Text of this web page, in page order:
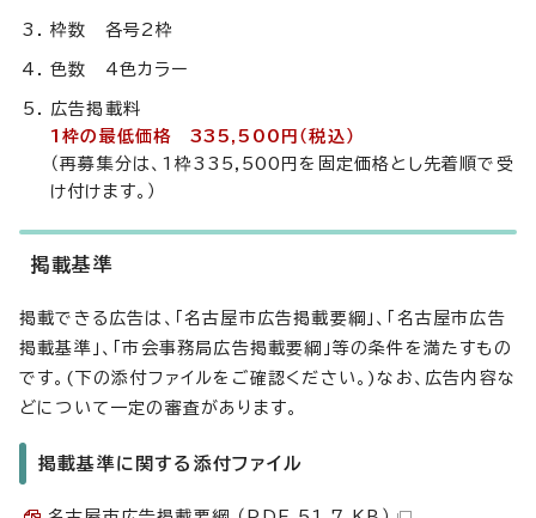
枠数 各号2枠
色数 4色カラー
広告掲載料
1枠の最低価格 335,500円（税込）
（再募集分は、1枠335,500円を固定価格とし先着順で受
け付けます。）
掲載基準
掲載できる広告は、「名古屋市広告掲載要綱」、「名古屋市広告
掲載基準」、「市会事務局広告掲載要綱」等の条件を満たすもの
です。(下の添付ファイルをご確認ください。)なお、広告内容な
どについて一定の審査があります。
掲載基準に関する添付ファイル